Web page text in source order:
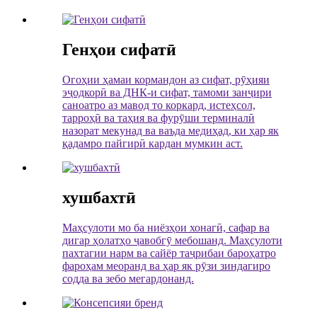
Генҳои сифатӣ
Огоҳии ҳамаи кормандон аз сифат, рӯҳияи
эҷодкорӣ ва ДНК-и сифат, тамоми занҷири
саноатро аз мавод то коркард, истеҳсол,
тарроҳӣ ва таҳия ва фурӯши терминалӣ
назорат мекунад ва ваъда медиҳад, ки ҳар як
қадамро пайгирӣ кардан мумкин аст.
хушбахтӣ
Маҳсулоти мо ба ниёзҳои хонагӣ, сафар ва
дигар ҳолатҳо ҷавобгӯ мебошанд. Маҳсулоти
пахтагии нарм ва сайёр таҷрибаи бароҳатро
фароҳам меоранд ва ҳар як рӯзи зиндагиро
содда ва зебо мегардонанд.